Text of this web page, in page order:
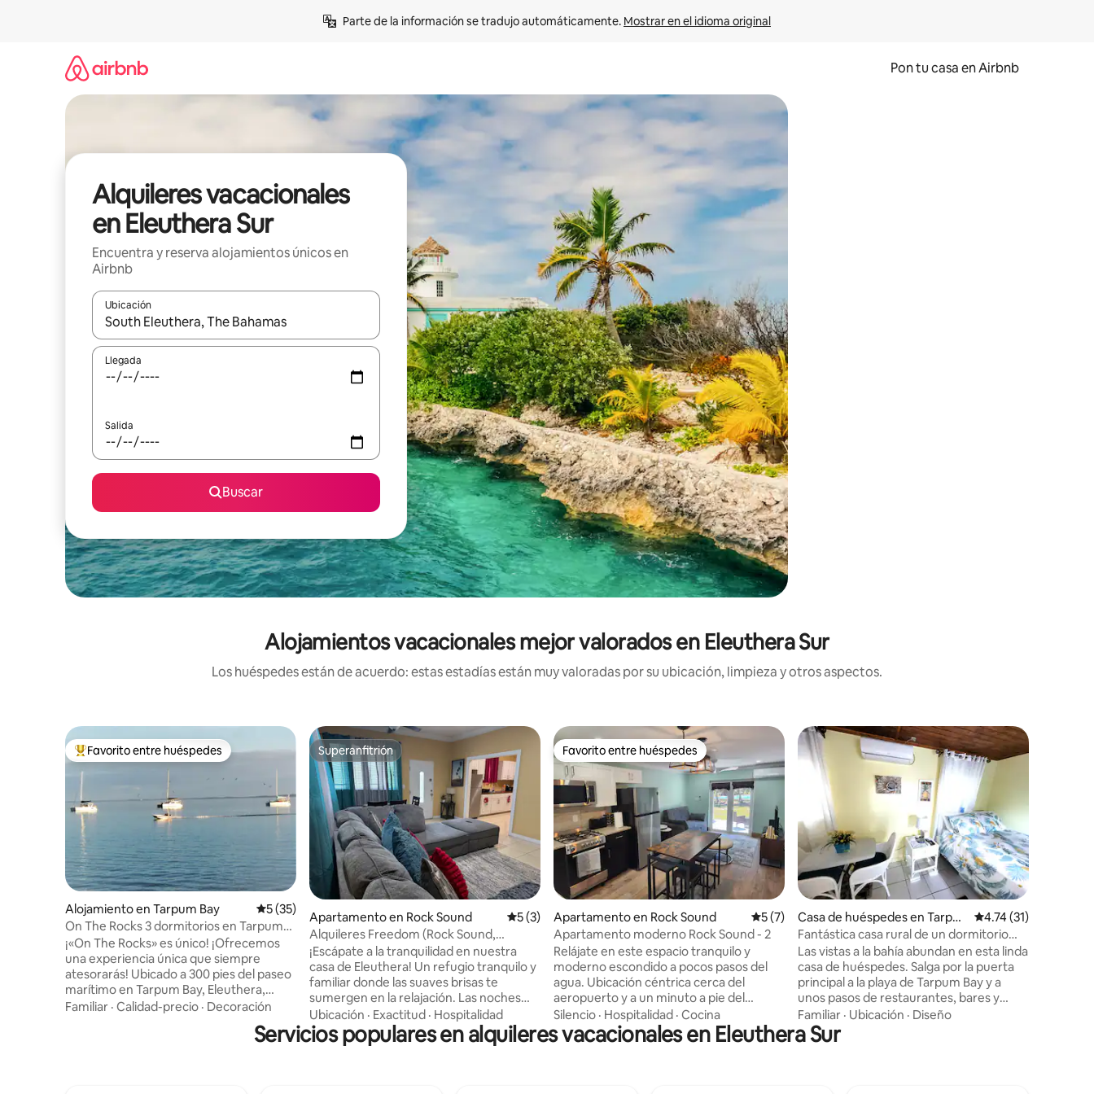
Parte de la información se tradujo automáticamente. Mostrar en el idioma original
Pon tu casa en Airbnb
Alquileres vacacionales
en Eleuthera Sur
Encuentra y reserva alojamientos únicos en
Airbnb
Ubicación
Cuando los resultados estén disponibles, navega con las teclas de flecha hacia arriba y hacia abajo o explora con el tacto o desliza el dedo.
Llegada
Salida
Buscar
Alojamientos vacacionales mejor valorados en Eleuthera Sur
Los huéspedes están de acuerdo: estas estadías están muy valoradas por su ubicación, limpieza y otros aspectos.
Favorito entre huéspedes preferido
Favorito entre huéspedes
Alojamiento en Tarpum Bay Calificación promedio: 5 de 5, 35 reseñas
5 (35)
On The Rocks 3 dormitorios en Tarpum
Bay Eleuthera
¡«On The Rocks» es único! ¡Ofrecemos
una experiencia única que siempre
atesorarás! Ubicado a 300 pies del paseo
marítimo en Tarpum Bay, Eleuthera,
puedes sentarte 'sobre las rocas' y ver la
bebida favorita. Nuestra casa de tres
Familiar · Calidad-precio · Decoración
Superanfitrión
Superanfitrión
Apartamento en Rock Sound Calificación promedio: 5 de 5, 3 reseñas
5 (3)
Alquileres Freedom (Rock Sound,
Eleuthera)
¡Escápate a la tranquilidad en nuestra
casa de Eleuthera! Un refugio tranquilo y
familiar donde las suaves brisas te
sumergen en la relajación. Las noches
iluminadas con estrellas ofrecen
momentos perfectos para contemplar
las estrellas. Nuestro acogedor
Ubicación · Exactitud · Hospitalidad
Favorito entre huéspedes
Favorito entre huéspedes
Apartamento en Rock Sound Calificación promedio: 5 de 5, 7 reseñas
5 (7)
Apartamento moderno Rock Sound - 2
Relájate en este espacio tranquilo y
moderno escondido a pocos pasos del
agua. Ubicación céntrica cerca del
aeropuerto y a un minuto a pie del
mercado. Cocina completa con todas las
comodidades modernas y mucho
espacio privado en el porche para cenar
Silencio · Hospitalidad · Cocina
Casa de huéspedes en Tarpu
m Bay
Calificación
4.74 (31)
Fantástica casa rural de un dormitorio
con vistas a la bahía
Las vistas a la bahía abundan en esta linda
casa de huéspedes. Salga por la puerta
principal a la playa de Tarpum Bay y a
unos pasos de restaurantes, bares y
tiendas de comestibles. ¡Disfruta de
kilómetros de playa frente a la bahía! Esta
bonita casa de huéspedes se encuentra
Familiar · Ubicación · Diseño
Servicios populares en alquileres vacacionales en Eleuthera Sur